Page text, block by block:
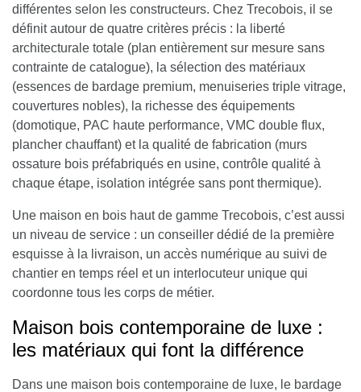
différentes selon les constructeurs. Chez Trecobois, il se
définit autour de quatre critères précis : la liberté
architecturale totale (plan entièrement sur mesure sans
contrainte de catalogue), la sélection des matériaux
(essences de bardage premium, menuiseries triple vitrage,
couvertures nobles), la richesse des équipements
(domotique, PAC haute performance, VMC double flux,
plancher chauffant) et la qualité de fabrication (murs
ossature bois préfabriqués en usine, contrôle qualité à
chaque étape, isolation intégrée sans pont thermique).
Une maison en bois haut de gamme Trecobois, c’est aussi
un niveau de service : un conseiller dédié de la première
esquisse à la livraison, un accès numérique au suivi de
chantier en temps réel et un interlocuteur unique qui
coordonne tous les corps de métier.
Maison bois contemporaine de luxe :
les matériaux qui font la différence
Dans une maison bois contemporaine de luxe, le bardage